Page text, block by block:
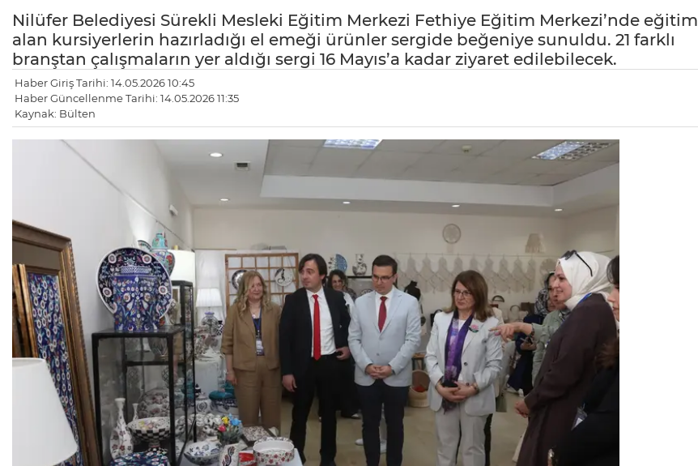
Nilüfer Belediyesi Sürekli Mesleki Eğitim Merkezi Fethiye Eğitim Merkezi’nde eğitim
alan kursiyerlerin hazırladığı el emeği ürünler sergide beğeniye sunuldu. 21 farklı
branştan çalışmaların yer aldığı sergi 16 Mayıs’a kadar ziyaret edilebilecek.
Haber Giriş Tarihi: 14.05.2026 10:45
Haber Güncellenme Tarihi: 14.05.2026 11:35
Kaynak: Bülten